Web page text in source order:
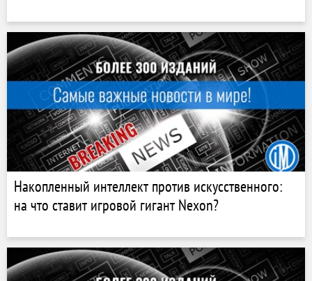
Накопленный интеллект против искусственного:
на что ставит игровой гигант Nexon?